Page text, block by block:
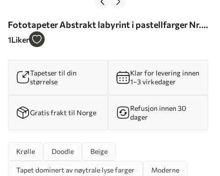
Fototapeter Abstrakt labyrint i pastellfarger Nr.
u96457
1Liker
Tapetser til din
størrelse
Klar for levering innen
1–3 virkedager
Gratis frakt til Norge
Refusjon innen 30
dager
Krølle Doodle Beige
Tapet dominert av nøytrale lyse farger Moderne